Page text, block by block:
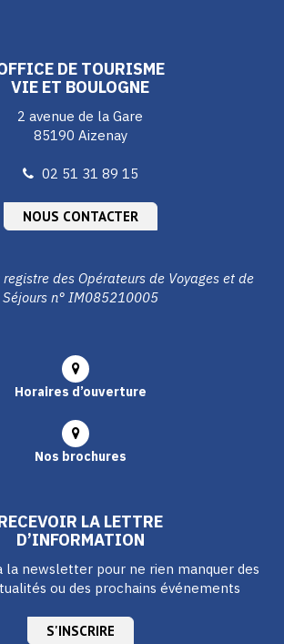
DE TOURISME
VIE ET BOULOGNE
2 avenue de la Gare
85190 Aizenay
02 51 31 89 15
NOUS CONTACTER
des Opérateurs de Voyages et de
Séjours n° IM085210005
Horaires d’ouverture
Nos brochures
LA LETTRE
D’INFORMATION
la newsletter pour ne rien manquer des
ou des prochains événements
S'INSCRIRE